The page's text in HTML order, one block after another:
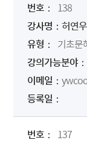
138
허연우
기초문
137